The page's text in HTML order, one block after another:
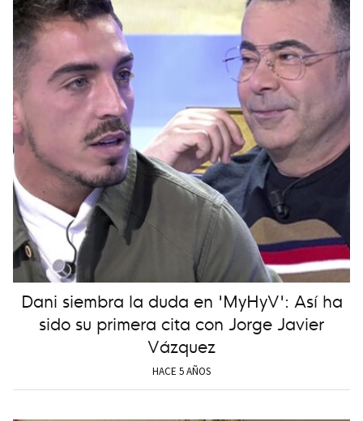
Dani siembra la duda en 'MyHyV': Así ha
sido su primera cita con Jorge Javier
Vázquez
HACE 5 AÑOS